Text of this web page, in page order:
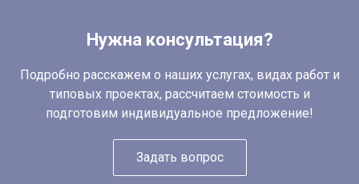
Нужна консультация?
Подробно расскажем о наших услугах, видах работ и
типовых проектах, рассчитаем стоимость и
подготовим индивидуальное предложение!
Задать вопрос